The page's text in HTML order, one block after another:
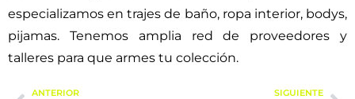
especializamos en trajes de baño, ropa interior, bodys,
pijamas. Tenemos amplia red de proveedores y
talleres para que armes tu colección.
ANTERIOR SIGUIENTE